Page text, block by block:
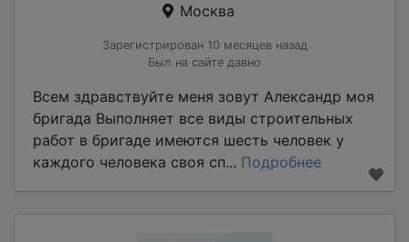
Москва
Зарегистрирован 10 месяцев назад
Был на сайте давно
Всем здравствуйте меня зовут Александр моя
бригада Выполняет все виды строительных
работ в бригаде имеются шесть человек у
каждого человека своя сп... Подробнее